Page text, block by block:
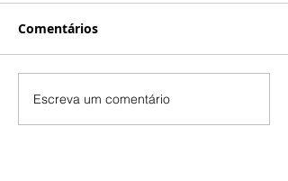
Comentários
Escreva um comentário